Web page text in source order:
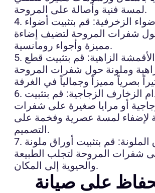
لمسة فنية وأصالة على المروحة.
4. تثبيت الأضواء الزخرفية: قم بتثبيت أضواء
شفرات المروحة لتضيف إضاءة
مميزة وأجواء رومانسية.
5. استخدام الأقمشة الزاهية: قم بتثبيت قطع
وملونة حول شفرات المروحة
6. استخدام الزخارف الزجاجية: قم بتثبيت
أو مرايا صغيرة على شفرات
لإضفاء لمسة عصرية وفخمة على
التصميم.
7. تثبيت الأوراق الملونة: قم بتثبيت أوراق ملونة
شفرات المروحة لتجلب الطبيعة
والحيوية إلى المكان.
على صيانة